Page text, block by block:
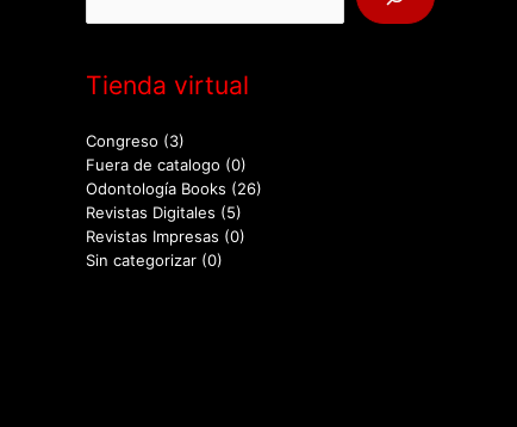
Tienda virtual
Congreso (3)
Fuera de catalogo (0)
Odontología Books (26)
Revistas Digitales (5)
Revistas Impresas (0)
Sin categorizar (0)